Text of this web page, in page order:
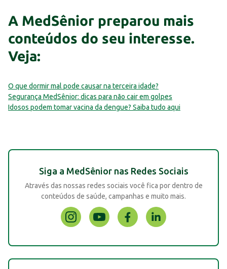
A MedSênior preparou mais
conteúdos do seu interesse.
Veja:
O que dormir mal pode causar na terceira idade?
Segurança MedSênior: dicas para não cair em golpes
Idosos podem tomar vacina da dengue? Saiba tudo aqui
Siga a MedSênior nas Redes Sociais
Através das nossas redes sociais você fica por dentro de
conteúdos de saúde, campanhas e muito mais.